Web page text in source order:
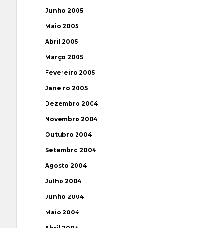
Junho 2005
Maio 2005
Abril 2005
Março 2005
Fevereiro 2005
Janeiro 2005
Dezembro 2004
Novembro 2004
Outubro 2004
Setembro 2004
Agosto 2004
Julho 2004
Junho 2004
Maio 2004